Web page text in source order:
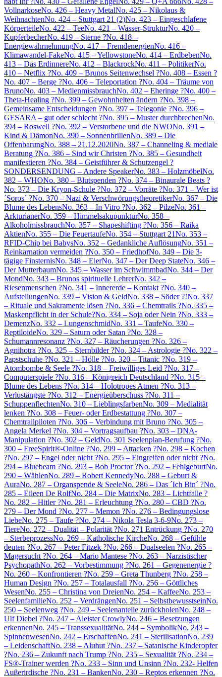
VollnarkoseNo. 426 – Heavy MetalNo. 425 – Nikolaus &
WeihnachtenNo. 424 – Stuttgart 21 (2)No. 423 – Eingeschlafene
KörperteileNo. 422 – TeeNo. 421 – Wasser-StrukturNo. 420 –
KupferbecherNo. 419 – Sterne ?No. 418 –
EnergiewahrnehmungNo. 417 – FremdenergienNo. 416 –
Klimawandel-FakeNo. 415 – YellowstoneNo. 414 – ErdbebenNo.
413 – Das ErdinnereNo. 412 – BlackrockNo. 411 – PolitikerNo.
410 – Netflix ?No. 409 – Brunos Seitenwechsel ?No. 408 – Essen ?
No. 407 – Berge ?No. 406 – Teleportation ?No. 404 – Träume von
BrunoNo. 403 – MedienmissbrauchNo. 402 – Eheringe ?No. 400 –
Theta-Healing ?No. 399 – Gewohnheiten ändern ?No. 398 –
Gemeinsame Entscheidungen ?No. 397 – Telegonie ?No. 396 –
GESARA – gut oder schlecht ?No. 395 – Muster durchbrechenNo.
394 – Roswell ?No. 392 – Verstorbene und die NWONo. 391 –
Kind & DämonNo. 390 – SonnenbrillenNo. 389 – Die
OffenbarungNo. 388 – 21.12.2020No. 387 – Channeling & mediale
Beratung ?No. 386 – Sind wir Christen ?No. 385 – Gesundheit
manifestieren ?No. 384 – Geistführer & Schutzengel ?
SONDERSENDUNG – Andere SpeakerNo. 383 – HolzmöbelNo.
382 – WHONo. 380 – Blutspenden ?No. 374 – Binaurale Beats ?
No. 373 – Die Kryon-Schule ?No. 372 – Vorräte ?No. 371 – Wer ist
´Soros´ ?No. 370 – Nazi & VerschwörungstheoretikerNo. 367 – Die
Blume des LebensNo. 363 – In Vitro ?No. 362 – PilzeNo. 361 –
ArkturianerNo. 359 – HimmelsakupunkturNo. 358 –
AlkoholmissbrauchNo. 357 – Shapeshifting ?No. 356 – Raika
AktienNo. 355 – Die FeuertaufeNo. 354 – Stuttgart 21No. 353 –
RFID-Chip bei BabysNo. 352 – Gedankliche AuflösungNo. 351 –
Reinkarnation vermeiden ?No. 350 – FriedhofNo. 349 – Die 3-
tägige FinsternisNo. 348 – EierNo. 347 – Der Deep StateNo. 346 –
Der MutterbaumNo. 345 – Wasser im SchwimmbadNo. 344 – Der
MondNo. 343 – Brunos spirituelle LehrerNo. 342 –
Riesenmenschen ?No. 341 – Innererde – Kontakt ?No. 340 –
AufstellungenNo. 339 – Vision & GeldNo. 338 – Söder ?!No. 337
– Rituale und Sakramente lösen ?No. 336 – Chemtrails ?No. 335 –
Maskenpflicht in der Schule?No. 334 – Soja oder Nein ?No. 333 –
DemenzNo. 332 – LungenschmidNo. 331 – TaufeNo. 330 –
ReptiloideNo. 329 – Saturn oder Satan ?No. 328 –
Schumannresonanz ?No. 327 – Räucherungen ?No. 326 –
Agnihotra ?No. 325 – Sternbilder ?No. 324 – Astrologie ?No. 322 –
Papstschuhe ?No. 321 – Hölle ?No. 320 – Titanic ?No. 319 –
Atombombe & Seele ?No. 318 – Freiwilliges Leid ?No. 317 –
Computerspiele ?No. 316 – Königreich Deutschland ?No. 315 –
Blume des Lebens ?No. 314 – Holotropes Atmen ?No. 313 –
Verlustängste ?No. 312 – Energieüberschuss ?No. 311 –
SchuppenflechtenNo. 310 – LieblingsfarbenNo. 309 – Medialität
lenken ?No. 308 – Feuer- oder Erdbestattung ?No. 307 –
Chemtrailpiloten ?No. 306 – Verbindung mit Bruno ?No. 305 –
Angela Merkel ?No. 304 – Vortragsaufbau ?No. 303 – DNA-
Manipulation ?No. 302 – GeldNo. 301 Seelenplan-Berufung ?No.
300 – FreeSpirit®-Online ?No. 299 – Attacken ?No. 298 – Kochen
?No. 297 – Engel oder nicht ?No. 295 – Eingreifen oder nicht ?No.
294 – Bluebeam ?No. 293 – Bob Proctor ?No. 292 – FehlgeburtNo.
290 – WählenNo. 289 – Robert KennedyNo. 288 – Geburt &
AuraNo. 287 – Organspende & SeeleNo. 286 – Das ´Ich Bin´ ?No.
285 – Eileen De RolfNo. 284 – Die MatrixNo. 283 – Lichtfalle ?
No. 282 – Hitler ?No. 281 – Erleuchtung ?No. 280 – CBD ?No.
279 – Der Mond ?No. 277 – Memon ?No. 276 – Bedingungslose
LiebeNo. 275 – Taufe ?No. 274 – Nikola Tesla 3-6-9No. 273 –
TiereNo. 272 – Dualität – Polarität ?No. 271 Entrückung ?No. 270
– SterbeprozessNo. 269 – Katholische KircheNo. 268 – Gefühle
deuten ?No. 267 – Peter Fitzek ?No. 266 – Dualseelen ?No. 265 –
Magersucht ?No. 264 – Mario Mantese ?No. 263 – Narzistischer
PsychopathNo. 262 – Vorbestimmung ?No. 261 – Gegenenergie ?
No. 260 – Konfrontieren ?No. 259 – Greta Thunberg ?No. 258 –
Human Design ?No. 257 – Totalausfall ?No. 256 – Göttliches
WesenNo. 255 – Christina von DreienNo. 254 – KaffeeNo. 253 –
SeelenfamilieNo. 252 – VerdrängenNo. 251 – SelbstbewusstseinNo.
250 – Seelenweg ?No. 249 – Seelenanteile zurückholenNo. 248 –
Ulf Diebel ?No. 247 – Aleister CrowlyNo. 246 – Besetzungen
erkennenNo. 245 – TranssexualitätNo. 244 – SymbolikNo. 243 –
SpinnenwesenNo. 242 – ErschaffenNo. 241 – SterilisationNo. 239
– LeidenschaftNo. 238 – Aluhut ?No. 237 – Satanische Kinderopfer
?No. 236 – Zukunft nach Trump ?No. 235 – Sexualität ?No. 234 –
FS®-Trainer werden ?No. 233 – Sinn und Unsinn ?No. 232- Helfen
Außerirdische ?No. 231 – BankenNo. 230 – Reptos erkennen ?No.